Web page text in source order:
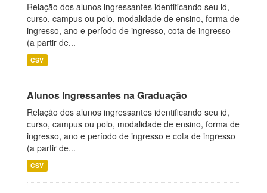
Relação dos alunos ingressantes identificando seu id,
curso, campus ou polo, modalidade de ensino, forma de
ingresso, ano e período de ingresso, cota de ingresso
(a partir de...
CSV
Alunos Ingressantes na Graduação
Relação dos alunos ingressantes identificando seu id,
curso, campus ou polo, modalidade de ensino, forma de
ingresso, ano e período de ingresso e cota de ingresso
(a partir de...
CSV